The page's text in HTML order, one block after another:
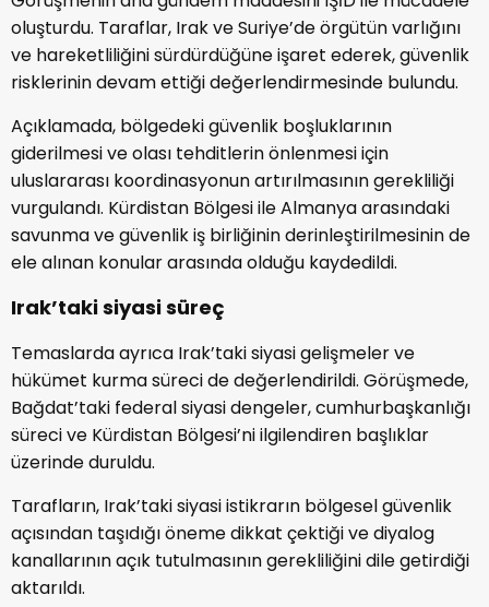
oluşturdu. Taraflar, Irak ve Suriye’de örgütün varlığını
ve hareketliliğini sürdürdüğüne işaret ederek, güvenlik
risklerinin devam ettiği değerlendirmesinde bulundu.
Açıklamada, bölgedeki güvenlik boşluklarının
giderilmesi ve olası tehditlerin önlenmesi için
uluslararası koordinasyonun artırılmasının gerekliliği
vurgulandı. Kürdistan Bölgesi ile Almanya arasındaki
savunma ve güvenlik iş birliğinin derinleştirilmesinin de
ele alınan konular arasında olduğu kaydedildi.
Irak’taki siyasi süreç
Temaslarda ayrıca Irak’taki siyasi gelişmeler ve
hükümet kurma süreci de değerlendirildi. Görüşmede,
Bağdat’taki federal siyasi dengeler, cumhurbaşkanlığı
süreci ve Kürdistan Bölgesi’ni ilgilendiren başlıklar
üzerinde duruldu.
Tarafların, Irak’taki siyasi istikrarın bölgesel güvenlik
açısından taşıdığı öneme dikkat çektiği ve diyalog
kanallarının açık tutulmasının gerekliliğini dile getirdiği
aktarıldı.